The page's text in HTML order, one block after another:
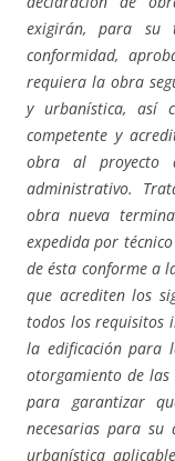
exigirán, para su
conformidad,
requiera la obra
y urbanística, así
competente y
obra al proyecto
administrativo.
obra nueva
expedida por
de ésta conforme a
que acrediten los
todos los requisitos
la edificación para
otorgamiento de las
para garantizar
necesarias para
urbanística